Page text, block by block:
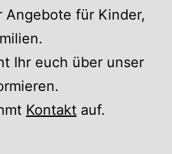
für Kinder,
Ihr euch über unser
Kontakt auf.